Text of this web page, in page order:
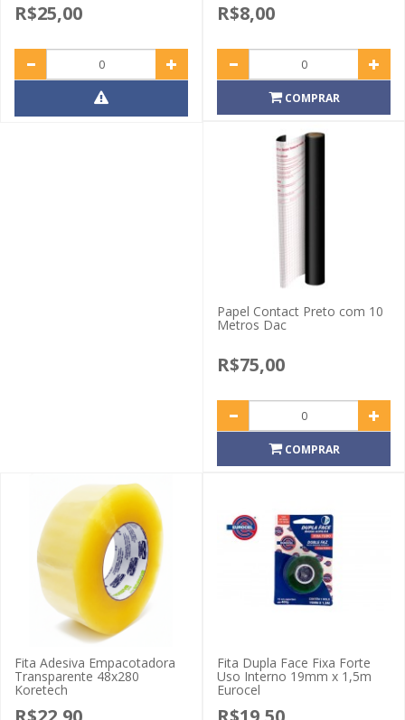
R$25,00 R$8,00
COMPRAR
Papel Contact Preto com 10
Metros Dac
R$75,00
COMPRAR
Fita Adesiva Empacotadora
Transparente 48x280
Koretech
Fita Dupla Face Fixa Forte
Uso Interno 19mm x 1,5m
Eurocel